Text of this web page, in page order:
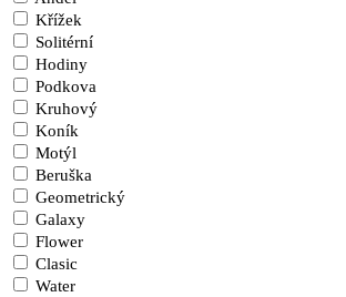
Křížek
Solitérní
Hodiny
Podkova
Kruhový
Koník
Motýl
Beruška
Geometrický
Galaxy
Flower
Clasic
Water